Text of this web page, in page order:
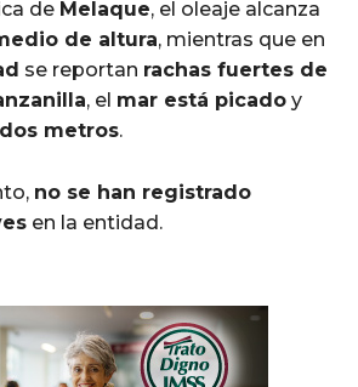
de Melaque, el oleaje alcanza
de altura, mientras que en
se reportan rachas fuertes de
, el mar está picado y
dos metros.
no se han registrado
en la entidad.